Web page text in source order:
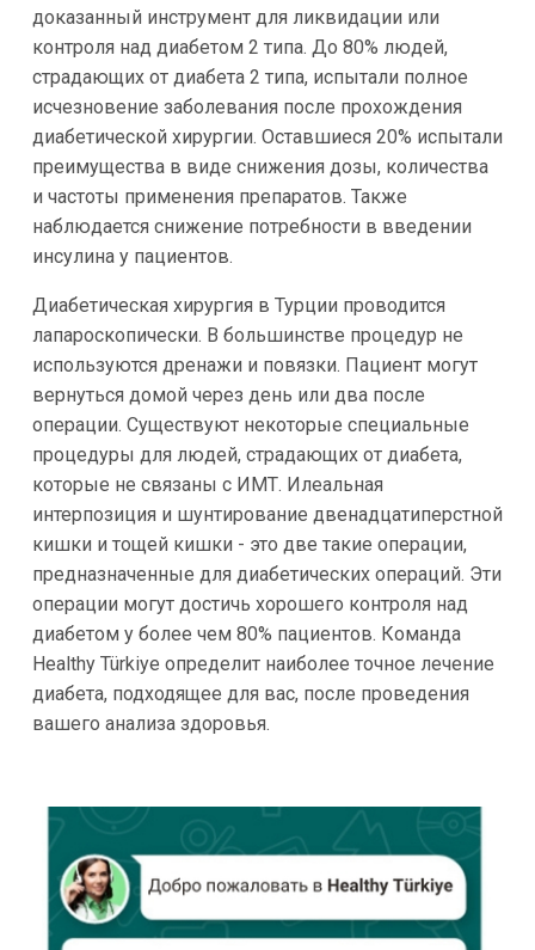
доказанный инструмент для ликвидации или
контроля над диабетом 2 типа. До 80% людей,
страдающих от диабета 2 типа, испытали полное
исчезновение заболевания после прохождения
диабетической хирургии. Оставшиеся 20% испытали
преимущества в виде снижения дозы, количества
и частоты применения препаратов. Также
наблюдается снижение потребности в введении
инсулина у пациентов.
Диабетическая хирургия в Турции проводится
лапароскопически. В большинстве процедур не
используются дренажи и повязки. Пациент могут
вернуться домой через день или два после
операции. Существуют некоторые специальные
процедуры для людей, страдающих от диабета,
которые не связаны с ИМТ. Илеальная
интерпозиция и шунтирование двенадцатиперстной
кишки и тощей кишки - это две такие операции,
предназначенные для диабетических операций. Эти
операции могут достичь хорошего контроля над
диабетом у более чем 80% пациентов. Команда
Healthy Türkiye определит наиболее точное лечение
диабета, подходящее для вас, после проведения
вашего анализа здоровья.